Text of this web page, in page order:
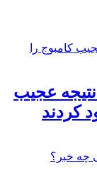
نتیجه عجیب
کردند